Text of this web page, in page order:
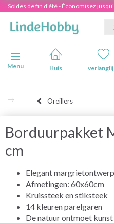
Soldes de fin d'été - Économisez
Navigatie in-/uitschakelen
Menu
Huis
Oreillers
Borduurpakket
cm
Elegant margrietontwerp
Afmetingen: 60x60cm
Kruissteek en stiksteek
14 kleuren parelgaren
De natuur ontmoet